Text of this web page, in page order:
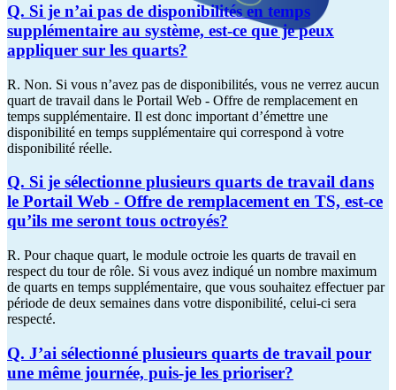
Q. Si je n’ai pas de disponibilités en temps
supplémentaire au système, est-ce que je peux
appliquer sur les quarts?
R. Non. Si vous n’avez pas de disponibilités, vous ne verrez aucun
quart de travail dans le Portail Web - Offre de remplacement en
temps supplémentaire. Il est donc important d’émettre une
disponibilité en temps supplémentaire qui correspond à votre
disponibilité réelle.
Q. Si je sélectionne plusieurs quarts de travail dans
le Portail Web - Offre de remplacement en TS, est-ce
qu’ils me seront tous octroyés?
R. Pour chaque quart, le module octroie les quarts de travail en
respect du tour de rôle. Si vous avez indiqué un nombre maximum
de quarts en temps supplémentaire, que vous souhaitez effectuer par
période de deux semaines dans votre disponibilité, celui-ci sera
respecté.
Q. J’ai sélectionné plusieurs quarts de travail pour
une même journée, puis-je les prioriser?